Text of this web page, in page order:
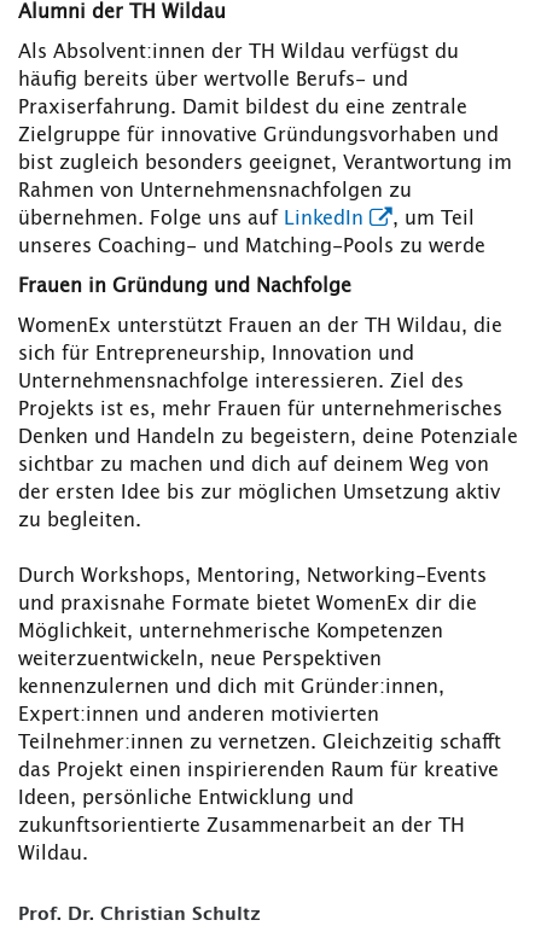
Alumni der TH Wildau
Als Absolvent:innen der TH Wildau verfügst du
häufig bereits über wertvolle Berufs- und
Praxiserfahrung. Damit bildest du eine zentrale
Zielgruppe für innovative Gründungsvorhaben und
bist zugleich besonders geeignet, Verantwortung im
Rahmen von Unternehmensnachfolgen zu
übernehmen. Folge uns auf LinkedIn
, um Teil
unseres Coaching- und Matching-Pools zu werde
Frauen in Gründung und Nachfolge
WomenEx unterstützt Frauen an der TH Wildau, die
sich für Entrepreneurship, Innovation und
Unternehmensnachfolge interessieren. Ziel des
Projekts ist es, mehr Frauen für unternehmerisches
Denken und Handeln zu begeistern, deine Potenziale
sichtbar zu machen und dich auf deinem Weg von
der ersten Idee bis zur möglichen Umsetzung aktiv
zu begleiten.
Durch Workshops, Mentoring, Networking-Events
und praxisnahe Formate bietet WomenEx dir die
Möglichkeit, unternehmerische Kompetenzen
weiterzuentwickeln, neue Perspektiven
kennenzulernen und dich mit Gründer:innen,
Expert:innen und anderen motivierten
Teilnehmer:innen zu vernetzen. Gleichzeitig schafft
das Projekt einen inspirierenden Raum für kreative
Ideen, persönliche Entwicklung und
zukunftsorientierte Zusammenarbeit an der TH
Wildau.
Prof. Dr. Christian Schultz